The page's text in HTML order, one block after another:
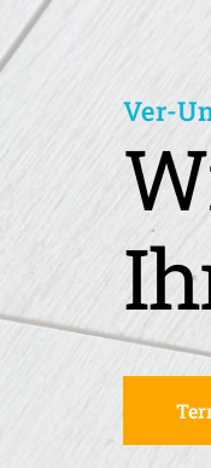
Ver-